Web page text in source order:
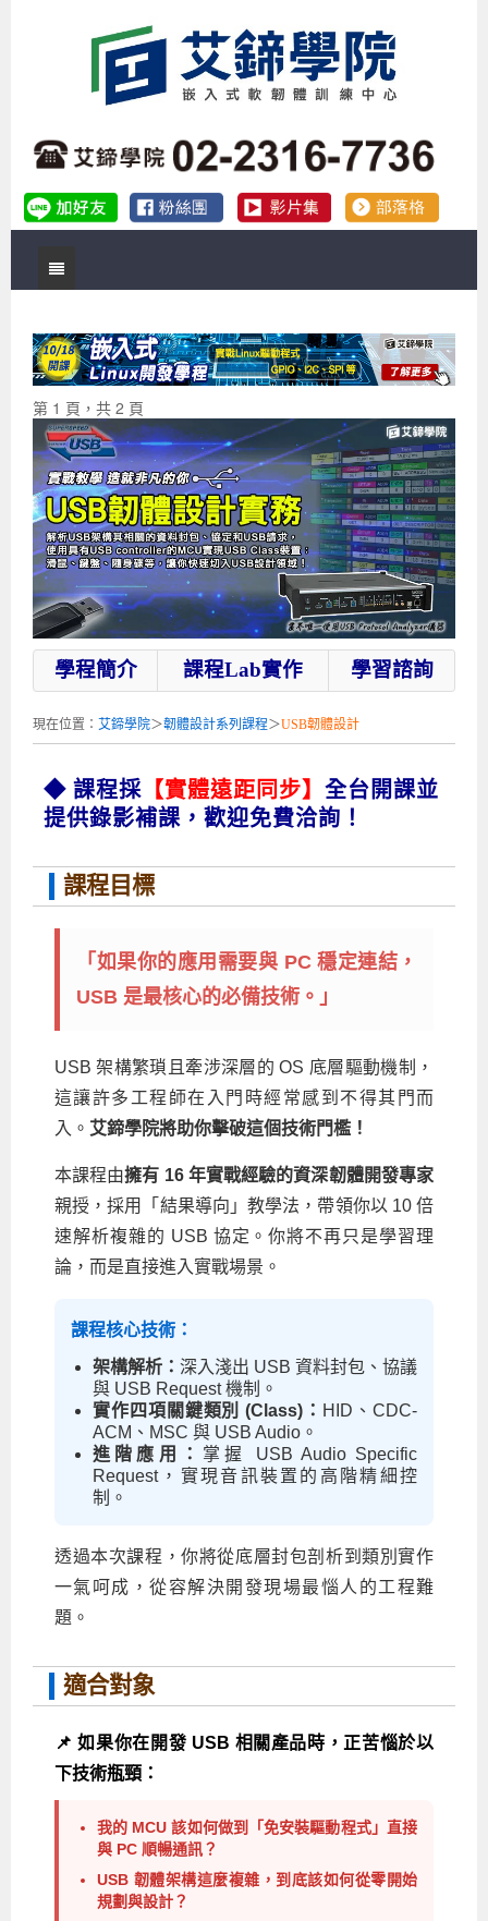
關於艾鍗
最新公告
企業預約徵才
儲備講師計劃
最新補助課程
公司簡介
師資介紹
開發板介紹
環境設備
最新職缺
艾鍗新聞
交通資訊
實體課程
課程說明會
課程說明會
政府補助職訓說明會
嵌入式Linux開發系列課程
[學程] 嵌入式Linux開發實務
Linux系統建置實務
Linux系統程式設計
Linux驅動程式設計實戰
Linux Socket網路程式設計
Raspberry Pi之Python程式設計硬體控制
嵌入式Linux開發與AI影像辨識
MCU韌體設計系列課程
ARM MCU單晶片韌體開發
USB韌體設計
STM32嵌入式開發實戰
TI MSP430微控制器開發
生醫感測器整合設計班
穿戴式裝置應用開發
硬體/IC設計系列課程
全能電路設計實戰班
FPGA 數位IC設計實戰
Allegro/PCB Layout設計
工業電子丙級輔導考照課程
SoC FPGA嵌入式設計實戰
AI人工智慧系列課程
iPAS AI應用規劃師能力鑑定課程
AI雲端原生與MLOps自動化實務
AI機器學習與深度學習實戰班
青少年AI人工智慧實作班
AI課程總覽頁
AIoT智能聯網運算實戰
AI深度學習之問答系統實作
讓 AI 成為你的數位同事
iPAS經濟部產業人才能力鑑定
iPAS AIoT 應用工程師(物聯網類)
iPAS巨量資料分析師
iPAS機器學習工程師
Kubernetes雲原生實戰班
AI雲端原生與MLOps自動化實務
n8n 零基礎工作自動化實戰班
Web全端開發應用班
物聯網Web整合應用實作
[學程]物聯網全端與深度學習整合
物聯網開發系列課程
[學程]物聯網整合開發實戰
Web全端開發應用
5G技術-SDN與Mininet實作
[學程]物聯網全端與深度學習整合
iPAS AIoT應用工程師(物聯網類)
5G-SDN通訊系列課程
SDN網路技術與Mininet實戰
ROS機器人開發系列課程
ROS機器人自走車系統開發應用
智能機器人系統整合開發
電腦視覺與影像處理課程
電腦視覺與影像處理
AI深度學習與影像辨識實戰
智能機器人系統整合開發
ARM mbed 物聯網平台應用實作
ARM Boot Loader設計
程式語言系列課程
C語言程式設計
C++程式設計
Python程式實戰養成學程
Python程式設計
Python程式設計(舊)
APCS寒暑假程式檢定班
Android系列課程
Android APP 實戰開發學程
Android Framework
Android ADK周邊裝置開發班
iPhone程式設計基礎班
iPhone程式設計進階班
Android嵌入式平台開發訓練班
TI MSP430微控制器開發
產品應用系列課程
生醫感測器整合設計班
NFC無線通訊設計實作班
物聯網Web整合應用實作班
轉職就業班
AIoT人工智慧與物聯網實戰人才就業班
AI智能醫療電子產品開發人才就業班
物聯網平台開發人才養成班(政府+企業雙重補助)
物聯網平台開發人才養成班
實體課程總覽
數位課程
熱門課程
讓 AI 成為你的數位同事
AI雲端原生與MLOps自動化實務
n8n 零基礎工作自動化實戰班
Vibe Coding：AI 協作全端開發實戰班
數位課程總覽
嵌入式Linux開發系列
嵌入式Linux學程(數位豪華版)
Linux系統程式設計
ARM Boot Loader
使用C語言控制Raspberry Pi
Linux 作業系統實務
Raspberry Pi 開發入門
MCU韌體開發系列
MCU韌體設計
Edge AI與Pi Pico實作應用
AI邊緣運算實作TensorFlow Lite for MCU
AI人工智慧系列課程
Vibe Coding：AI協作全端開發
生成式AI能力認證
生成式AI基礎模型到Agentic AI
Python機器學習與深度學習
AI邊緣運算實作-TFL for MCU
自然語言處理與大型語言模型
非監督式學習
Edge AI與Pi Pico實作應用
電腦視覺演算法-人臉識別實戰
OpenVINO邊緣運算實務
iPAS巨量資料分析師考照班
kubernetes雲原生實戰班
AI雲端原生與MLOps自動化實務
Web全端開發應用班
IoT物聯網開發系列
物聯網整合開發與應用
Python硬體控制-Pi Pico物聯網實作
iPAS AIoT應用工程師(物聯網類)
iPAS產業人才能力鑑定系列
iPAS AI應用規劃師
iPAS AIoT應用工程師(物聯網類)
iPAS機器學習工程師
升大學APCS/學習歷程專區
高中生升學超前部署課程總覽
APCS檢定 C++課程
APCS檢定 C語言課程
【遠距同步】APCS寒/暑假營隊
【遠距同步】青少年AI冬/夏令營
青少年AI人工智慧實作班
程式語言系列
資料結構
Python程式設計
C++程式設計
Python進階程式設計：從資料結構到演算法
Python程式實戰養成學程
Linux & C語言硬體控制
Python硬體控制-Pi Pico
Edge AI與Raspberry Pi Pico實作應用
硬體控制使用Python
用樹莓派實現物聯網
5G-SDN通訊系列課程
5G關鍵技術- SDN與Mininet實作
創意程式設計系列
Scratch 創意程式設計
補助專班
待業青年職訓課程(29歲以下)
Kubernetes工程師養成班
[假日班]AI邊緣運算實作TensorFlow Lite for MCU
[假日班]物聯網資訊安全實務
企業服務
企業教育訓練
企業儲值優惠方案
艾鍗企業VIP會員
研發設計服務
電腦教室租借服務[台北]
合作夥伴專區
研討活動
學員專區
會員優惠
資訊專區
廠商求才
學員常見問題
學員權益與報名須知
最新成果展
學員專屬提問平台
前進校園
研發實習生計畫
青少年AI人工智慧實作班[高中生]
第 1 頁，共 2 頁
學程簡介 課程Lab實作 學習諮詢
現在位置： 艾鍗學院＞韌體設計系列課程＞USB韌體設計
◆ 課程採 【實體遠距同步】 全台開課並
提供錄影補課，歡迎免費洽詢！
課程目標
「如果你的應用需要與 PC 穩定連結，
USB 是最核心的必備技術。」
USB 架構繁瑣且牽涉深層的 OS 底層驅動機制，
這讓許多工程師在入門時經常感到不得其門而
入。 艾鍗學院將助你擊破這個技術門檻！
本課程由擁有 16 年實戰經驗的資深韌體開發專家
親授，採用「結果導向」教學法，帶領你以 10 倍
速解析複雜的 USB 協定。你將不再只是學習理
論，而是直接進入實戰場景。
課程核心技術：
架構解析： 深入淺出 USB 資料封包、協議
與 USB Request 機制。
實作四項關鍵類別 (Class)： HID、CDC-
ACM、MSC 與 USB Audio。
進階應用： 掌握 USB Audio Specific
Request，實現音訊裝置的高階精細控
制。
透過本次課程，你將從底層封包剖析到類別實作
一氣呵成，從容解決開發現場最惱人的工程難
題。
適合對象
📌 如果你在開發 USB 相關產品時，正苦惱於以
下技術瓶頸：
我的 MCU 該如何做到「免安裝驅動程式」直接
與 PC 順暢通訊？
USB 韌體架構這麼複雜，到底該如何從零開始
規劃與設計？